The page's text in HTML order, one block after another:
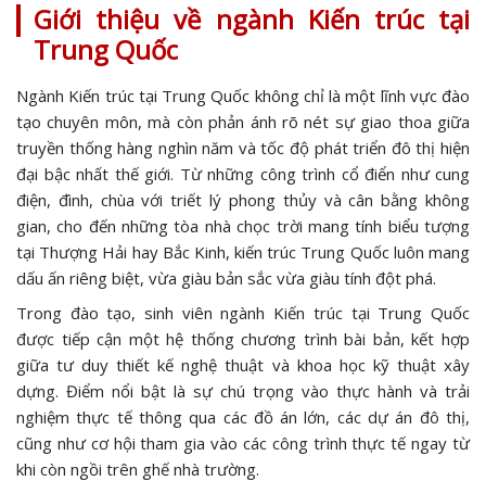
Giới thiệu về ngành Kiến trúc tại
Trung Quốc
Ngành Kiến trúc tại Trung Quốc không chỉ là một lĩnh vực đào
tạo chuyên môn, mà còn phản ánh rõ nét sự giao thoa giữa
truyền thống hàng nghìn năm và tốc độ phát triển đô thị hiện
đại bậc nhất thế giới. Từ những công trình cổ điển như cung
điện, đình, chùa với triết lý phong thủy và cân bằng không
gian, cho đến những tòa nhà chọc trời mang tính biểu tượng
tại Thượng Hải hay Bắc Kinh, kiến trúc Trung Quốc luôn mang
dấu ấn riêng biệt, vừa giàu bản sắc vừa giàu tính đột phá.
Trong đào tạo, sinh viên ngành Kiến trúc tại Trung Quốc
được tiếp cận một hệ thống chương trình bài bản, kết hợp
giữa tư duy thiết kế nghệ thuật và khoa học kỹ thuật xây
dựng. Điểm nổi bật là sự chú trọng vào thực hành và trải
nghiệm thực tế thông qua các đồ án lớn, các dự án đô thị,
cũng như cơ hội tham gia vào các công trình thực tế ngay từ
khi còn ngồi trên ghế nhà trường.